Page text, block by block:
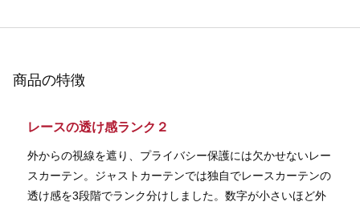
商品の特徴
レースの透け感ランク２
外からの視線を遮り、プライバシー保護には欠かせないレー
スカーテン。ジャストカーテンでは独自でレースカーテンの
透け感を3段階でランク分けしました。数字が小さいほど外